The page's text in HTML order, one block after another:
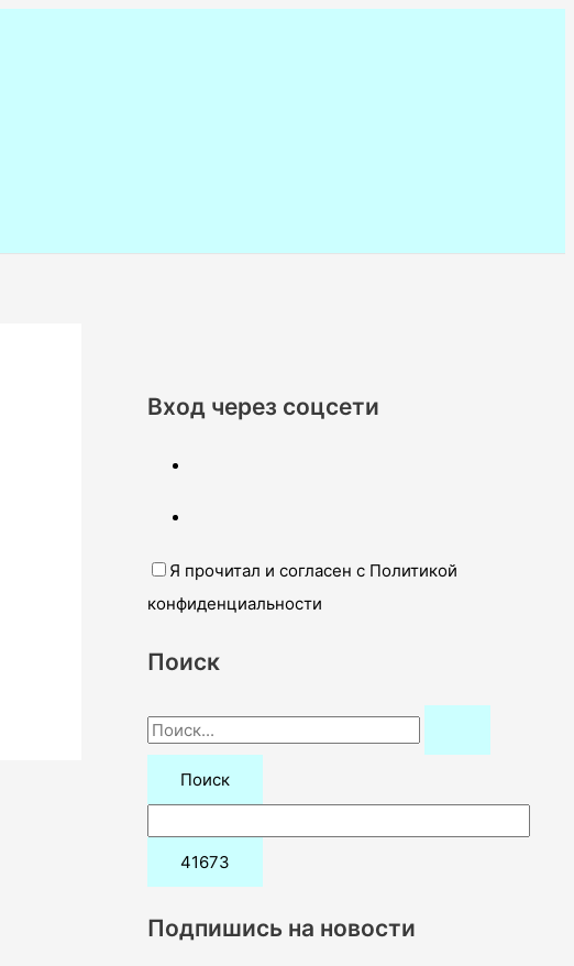
Вход через соцсети
Я прочитал и согласен с Политикой
конфиденциальности
Поиск
П
о
:
Подпишись на новости